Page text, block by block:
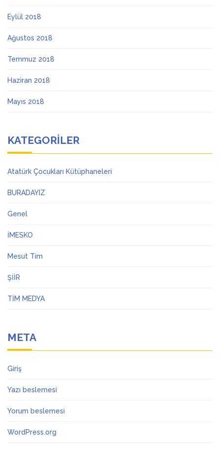
Eylül 2018
Ağustos 2018
Temmuz 2018
Haziran 2018
Mayıs 2018
KATEGORILER
Atatürk Çocukları Kütüphaneleri
BURADAYIZ
Genel
İMESKO
Mesut Tim
ŞİİR
TİM MEDYA
META
Giriş
Yazı beslemesi
Yorum beslemesi
WordPress.org